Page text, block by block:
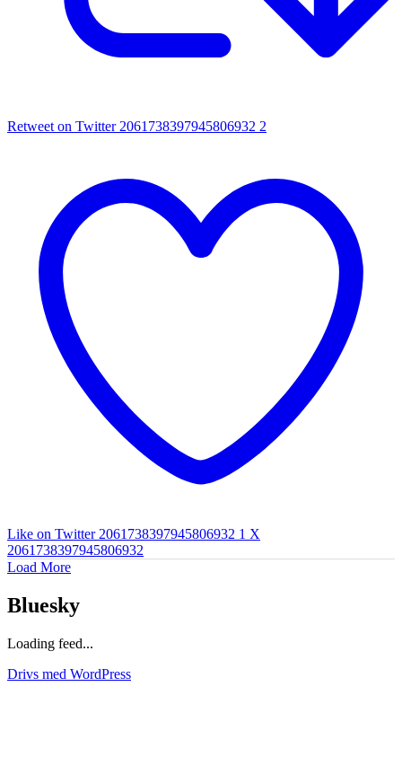
Retweet on Twitter 2061738397945806932 2
Like on Twitter 2061738397945806932 1 X
2061738397945806932
Load More
Bluesky
Loading feed...
Drivs med WordPress